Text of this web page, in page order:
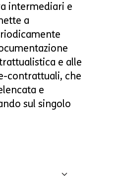
intermediari e
a
e alle
contrattuali, che
e
sul singolo